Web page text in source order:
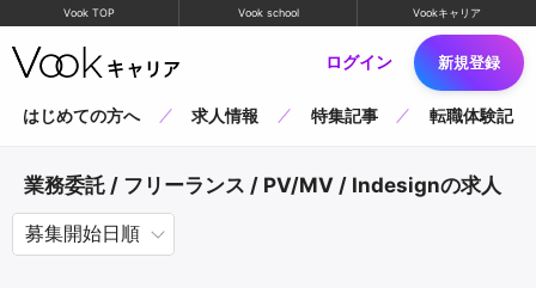
Vook TOP Vook school Vookキャリア
ログイン 新規登録
はじめての方へ 求人情報 特集記事 転職体験記
業務委託 / フリーランス / PV/MV / Indesignの求人